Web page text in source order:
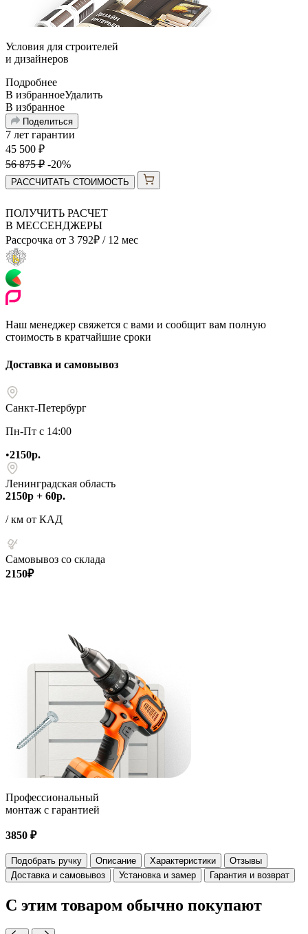
Условия для строителей
и дизайнеров
Подробнее
В избранноеУдалить
В избранное
Поделиться
7 лет гарантии
45 500 ₽
56 875₽ -20%
РАССЧИТАТЬ СТОИМОСТЬ
ПОЛУЧИТЬ РАСЧЕТ
В МЕССЕНДЖЕРЫ
Рассрочка от 3 792₽ / 12 мес
Наш менеджер свяжется с вами и сообщит вам полную
стоимость в кратчайшие сроки
Доставка и самовывоз
Санкт-Петербург
Пн-Пт с 14:00
•2150р.
Ленинградская область
2150р + 60р.
/ км от КАД
Самовывоз со склада
2150₽
Профессиональный
монтаж с гарантией
3850 ₽
Подобрать ручку Описание Характеристики
Отзывы
Доставка и самовывоз
Установка и замер Гарантия и возврат
С этим товаром обычно покупают